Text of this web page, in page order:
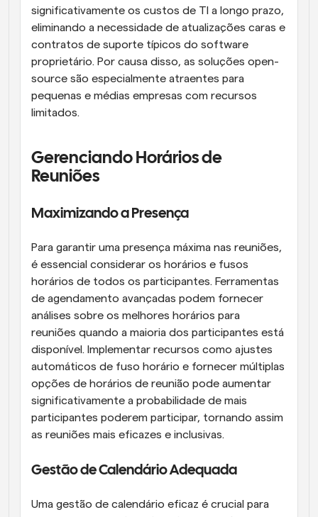
significativamente os custos de TI a longo prazo,
eliminando a necessidade de atualizações caras e
contratos de suporte típicos do software
proprietário. Por causa disso, as soluções open-
source são especialmente atraentes para
pequenas e médias empresas com recursos
limitados.
Gerenciando Horários de
Reuniões
Maximizando a Presença
Para garantir uma presença máxima nas reuniões,
é essencial considerar os horários e fusos
horários de todos os participantes. Ferramentas
de agendamento avançadas podem fornecer
análises sobre os melhores horários para
reuniões quando a maioria dos participantes está
disponível. Implementar recursos como ajustes
automáticos de fuso horário e fornecer múltiplas
opções de horários de reunião pode aumentar
significativamente a probabilidade de mais
participantes poderem participar, tornando assim
as reuniões mais eficazes e inclusivas.
Gestão de Calendário Adequada
Uma gestão de calendário eficaz é crucial para